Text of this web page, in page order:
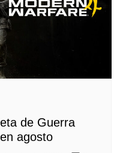
de Guerra
agosto